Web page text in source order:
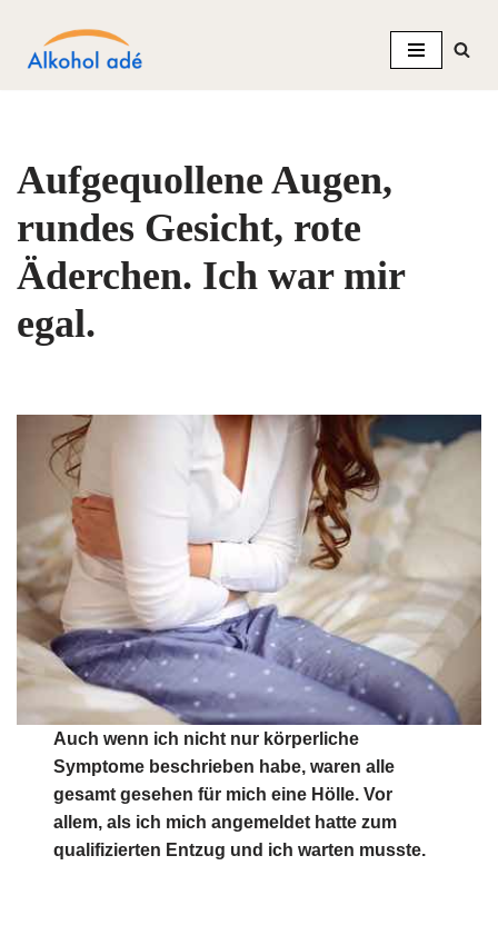
Zum
Aufgequollene Augen,
rundes Gesicht, rote
Äderchen. Ich war mir
egal.
Auch wenn ich nicht nur körperliche
Symptome beschrieben habe, waren alle
gesamt gesehen für mich eine Hölle. Vor
allem, als ich mich angemeldet hatte zum
qualifizierten Entzug und ich warten musste.